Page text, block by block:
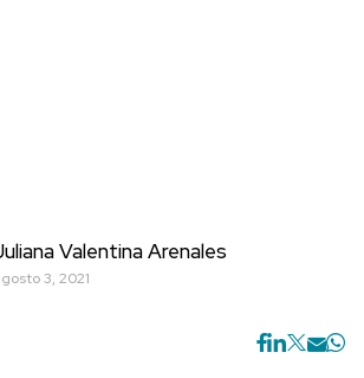
Valentina Arenales
3, 2021